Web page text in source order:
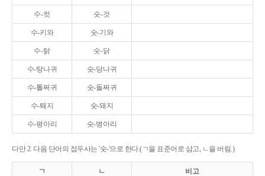
수-컷 숫-것
수-키와 숫-기와
수-탉 숫-닭
수-탕나귀 숫-당나귀
수-톨쩌귀 숫-돌쩌귀
수-퇘지 숫-돼지
수-평아리 숫-병아리
다만 2. 다음 단어의 접두사는 '숫-'으로 한다.(ㄱ을 표준어로 삼고, ㄴ을 버림.)
ㄱ ㄴ 비고